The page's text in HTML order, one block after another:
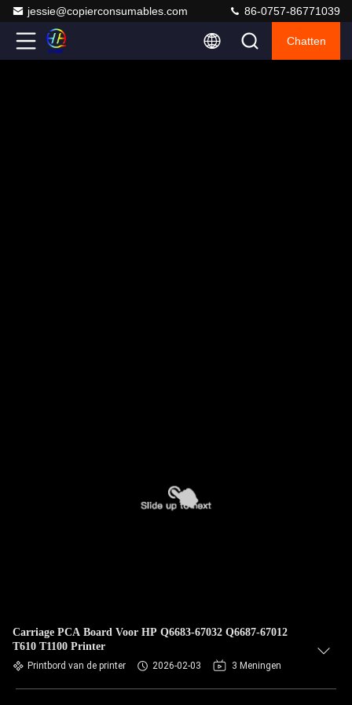
jessie@copierconsumables.com 86-0757-86771039
Chatten
Carriage PCA Board Voor HP Q6683-67032 Q6687-67012
T610 T1100 Printer
Printbord van de printer 2026-02-03 3 Meningen